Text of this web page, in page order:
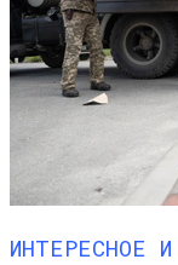
ИНТЕРЕСНОЕ